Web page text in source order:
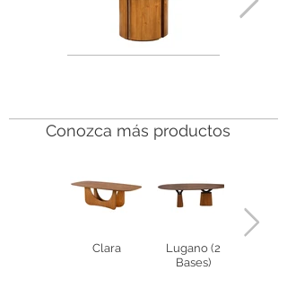
Conozca más productos
Clara
Lugano (2
Bases)